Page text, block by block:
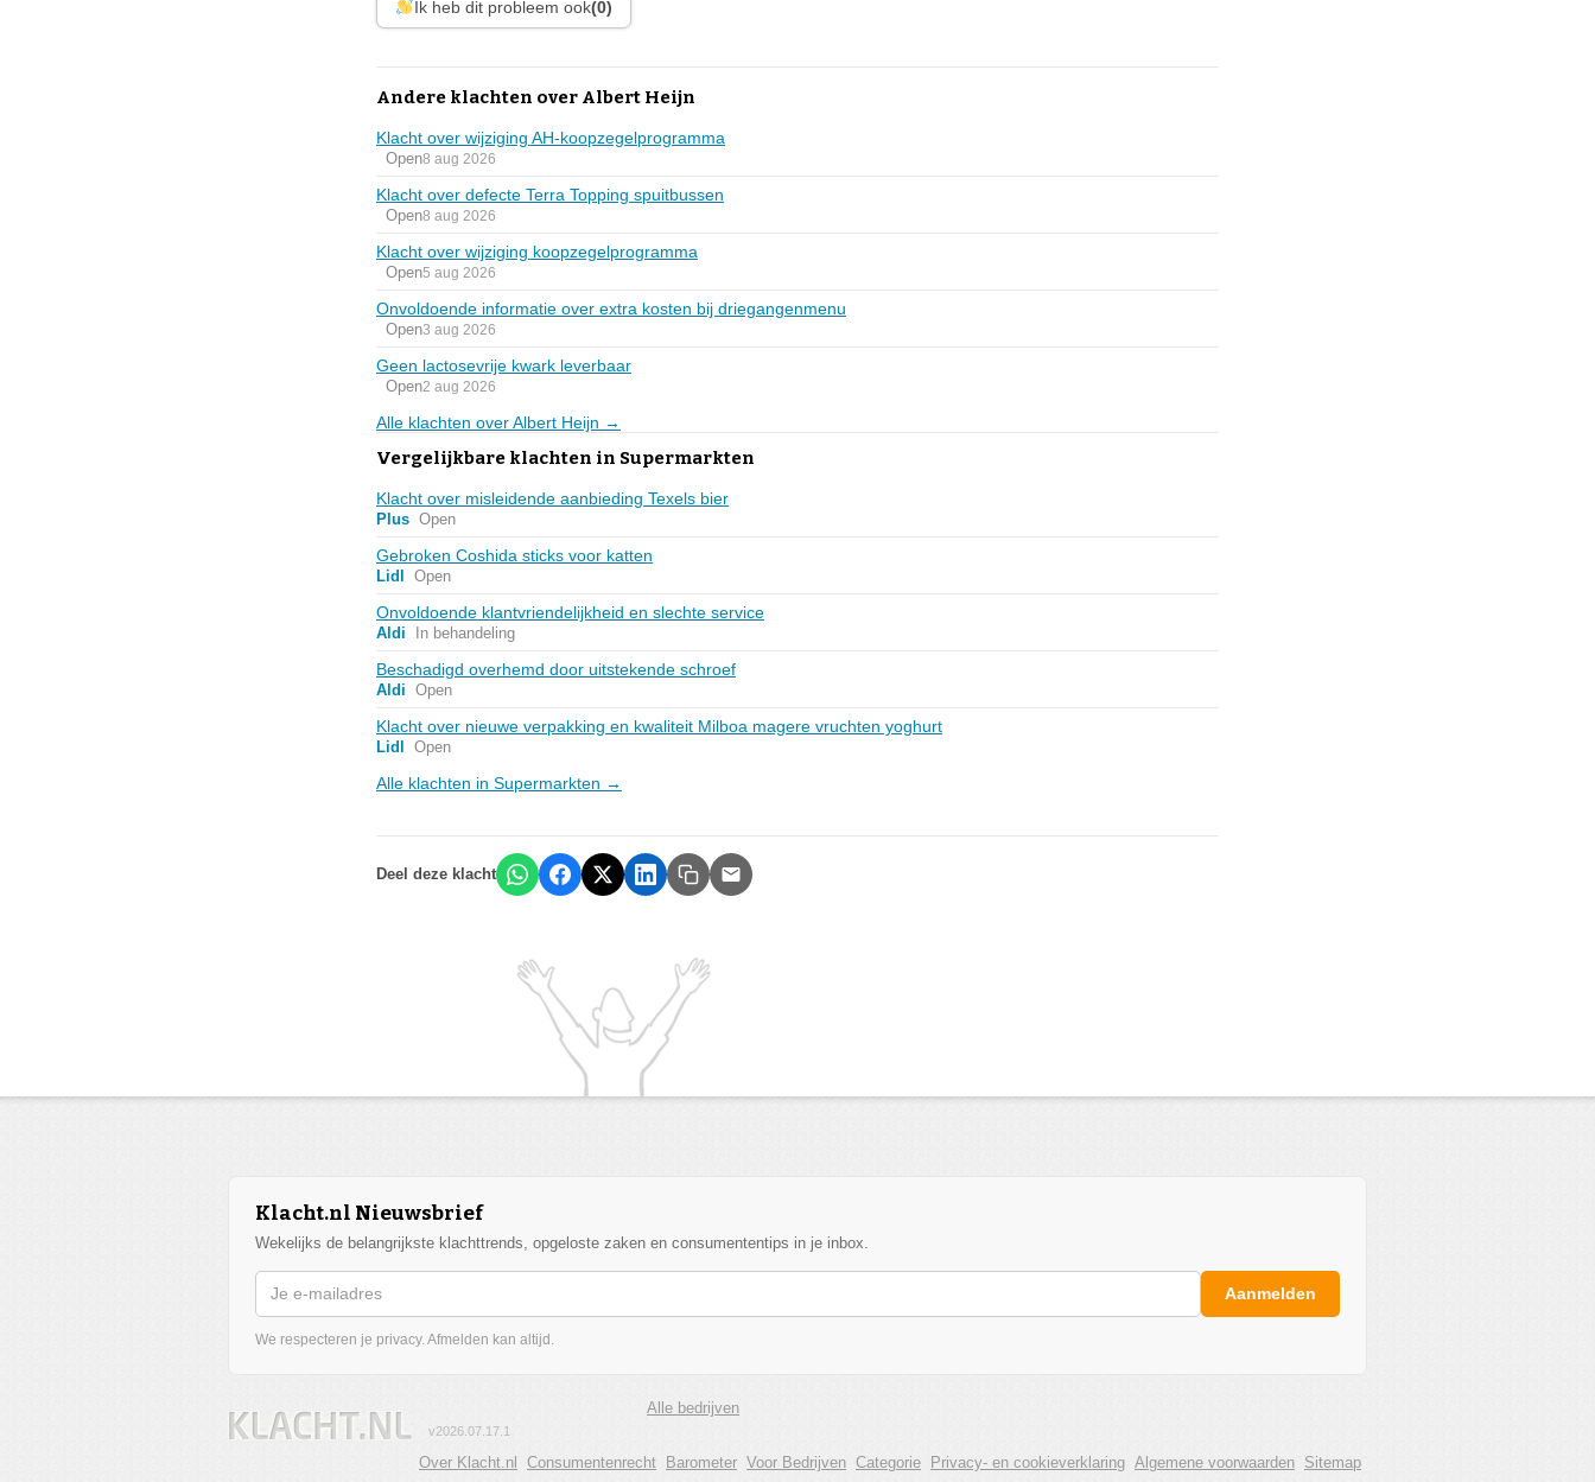
Ik heb dit probleem ook(0)
Andere klachten over Albert Heijn
Klacht over wijziging AH-koopzegelprogramma
Open8 aug 2026
Klacht over defecte Terra Topping spuitbussen
Open8 aug 2026
Klacht over wijziging koopzegelprogramma
Open5 aug 2026
Onvoldoende informatie over extra kosten bij driegangenmenu
Open3 aug 2026
Geen lactosevrije kwark leverbaar
Open2 aug 2026
Alle klachten over Albert Heijn →
Vergelijkbare klachten in Supermarkten
Klacht over misleidende aanbieding Texels bier
Plus Open
Gebroken Coshida sticks voor katten
Lidl Open
Onvoldoende klantvriendelijkheid en slechte service
Aldi In behandeling
Beschadigd overhemd door uitstekende schroef
Aldi Open
Klacht over nieuwe verpakking en kwaliteit Milboa magere vruchten yoghurt
Lidl Open
Alle klachten in Supermarkten →
Deel deze klacht
Klacht.nl Nieuwsbrief
Wekelijks de belangrijkste klachttrends, opgeloste zaken en consumententips in je inbox.
Aanmelden
We respecteren je privacy. Afmelden kan altijd.
Alle bedrijven
v2026.07.17.1
Over Klacht.nl Consumentenrecht Barometer Voor Bedrijven Categorie Privacy- en cookieverklaring Algemene voorwaarden Sitemap